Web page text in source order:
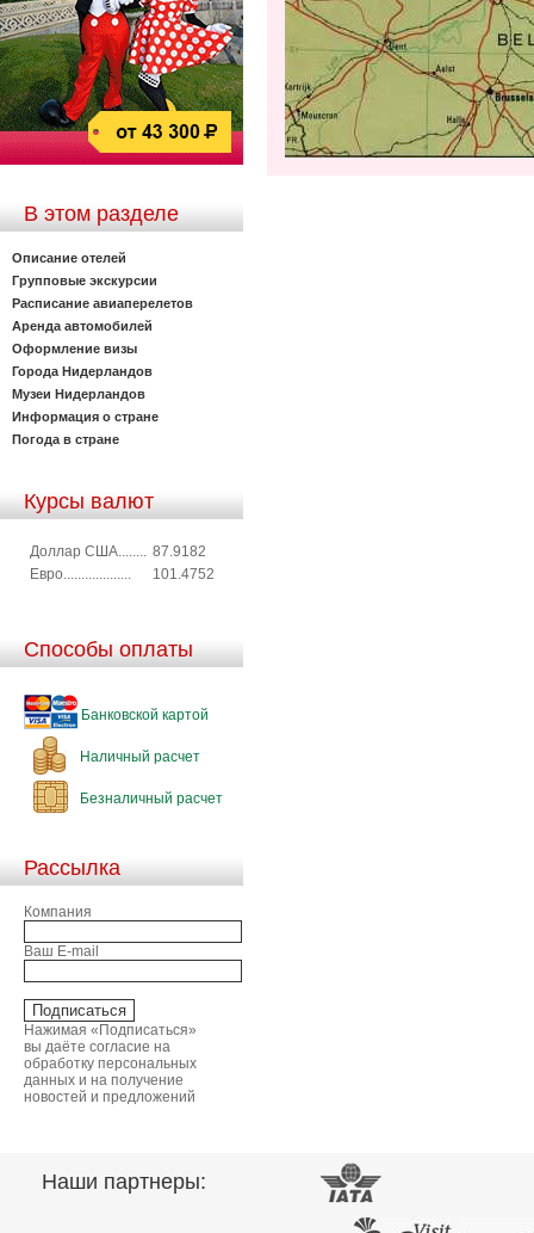
В этом разделе
Описание отелей
Групповые экскурсии
Расписание авиаперелетов
Аренда автомобилей
Оформление визы
Города Нидерландов
Музеи Нидерландов
Информация о стране
Погода в стране
Курсы валют
Доллар США........ 87.9182
Евро...................
101.4752
Способы оплаты
Банковской картой
Наличный расчет
Безналичный расчет
Рассылка
Компания
Ваш E-mail
Нажимая «Подписаться»
вы даёте согласие на
обработку персональных
данных и на получение
новостей и предложений
Наши партнеры: